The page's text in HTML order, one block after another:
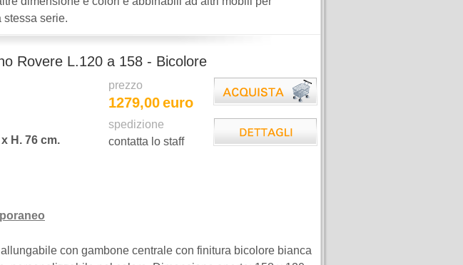
serie.
Rovere L.120 a 158 - Bicolore
x H. 76 cm.
prezzo
1279,00euro
spedizione
contatta lo staff
con gambone centrale con finitura bicolore bianca